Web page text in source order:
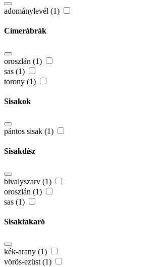
adománylevél (1)
Címerábrák
oroszlán (1)
sas (1)
torony (1)
Sisakok
pántos sisak (1)
Sisakdísz
bivalyszarv (1)
oroszlán (1)
sas (1)
Sisaktakaró
kék-arany (1)
vörös-ezüst (1)